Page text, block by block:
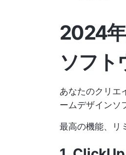
2024
ソフト
あなたのクリエ
ームデザインソ
最高の機能、リ